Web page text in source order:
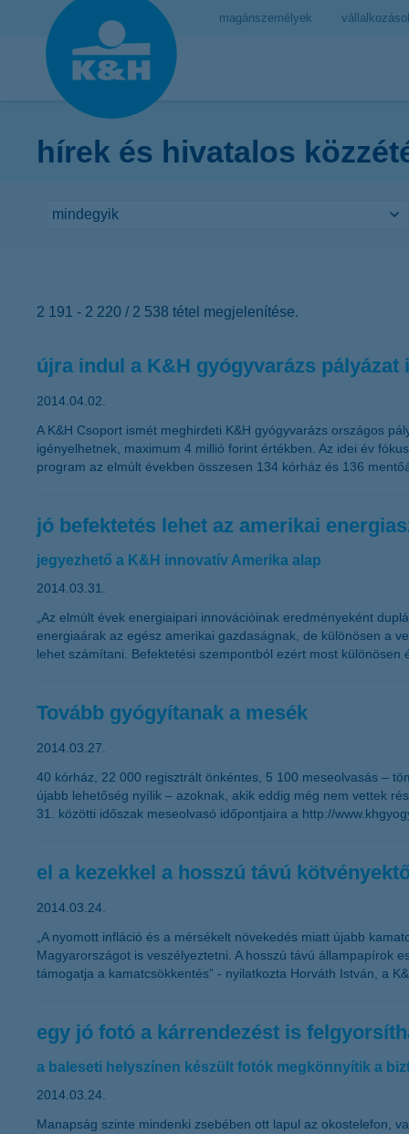
magánszemélyek
hírek és hivatalos
2 191 - 2 220 / 2 538 tétel megjelenítése.
újra indul a K&H gyógyvarázs
2014.04.02.
A K&H Csoport ismét meghirdeti K&H gyógyvarázs országos
igényelhetnek, maximum 4 millió forint értékben. Az idei év
program az elmúlt években összesen 134 kórház és 136
jó befektetés lehet az amerikai
jegyezhető a K&H innovatív Amerika alap
2014.03.31.
„Az elmúlt évek energiaipari innovációinak eredményeként
energiaárak az egész amerikai gazdaságnak, de különösen a
lehet számítani. Befektetési szempontból ezért most különösen
Tovább gyógyítanak a mesék
2014.03.27.
40 kórház, 22 000 regisztrált önkéntes, 5 100 meseolvasás –
újabb lehetőség nyílik – azoknak, akik eddig még nem vettek
31. közötti időszak meseolvasó időpontjaira a http://
el a kezekkel a hosszú távú
2014.03.24.
„A nyomott infláció és a mérsékelt növekedés miatt újabb
Magyarországot is veszélyeztetni. A hosszú távú állampapírok
támogatja a kamatcsökkentés” - nyilatkozta Horváth István, a
egy jó fotó a kárrendezést is
a baleseti helyszínen készült fotók megkönnyítik a
2014.03.24.
Manapság szinte mindenki zsebében ott lapul az okostelefon,